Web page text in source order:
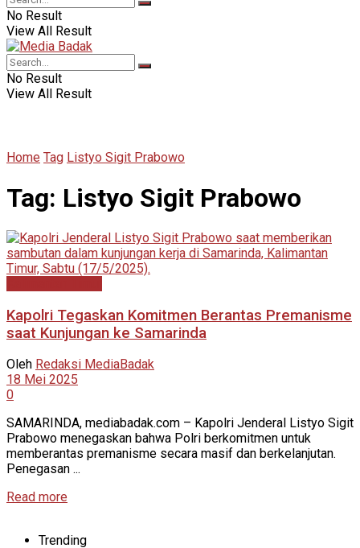
No Result
View All Result
No Result
View All Result
Home Tag Listyo Sigit Prabowo
Tag: Listyo Sigit Prabowo
Kapolri Tegaskan Komitmen Berantas Premanisme
saat Kunjungan ke Samarinda
Oleh Redaksi MediaBadak
18 Mei 2025
0
SAMARINDA, mediabadak.com – Kapolri Jenderal Listyo Sigit
Prabowo menegaskan bahwa Polri berkomitmen untuk
memberantas premanisme secara masif dan berkelanjutan.
Penegasan ...
Read more
Trending